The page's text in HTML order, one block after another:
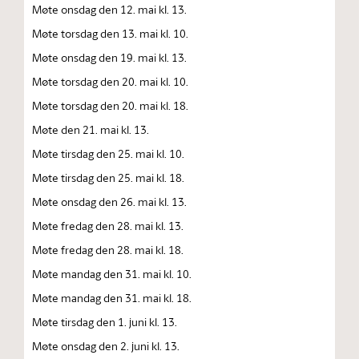
Møte onsdag den 12. mai kl. 13.
Møte torsdag den 13. mai kl. 10.
Møte onsdag den 19. mai kl. 13.
Møte torsdag den 20. mai kl. 10.
Møte torsdag den 20. mai kl. 18.
Møte den 21. mai kl. 13.
Møte tirsdag den 25. mai kl. 10.
Møte tirsdag den 25. mai kl. 18.
Møte onsdag den 26. mai kl. 13.
Møte fredag den 28. mai kl. 13.
Møte fredag den 28. mai kl. 18.
Møte mandag den 31. mai kl. 10.
Møte mandag den 31. mai kl. 18.
Møte tirsdag den 1. juni kl. 13.
Møte onsdag den 2. juni kl. 13.